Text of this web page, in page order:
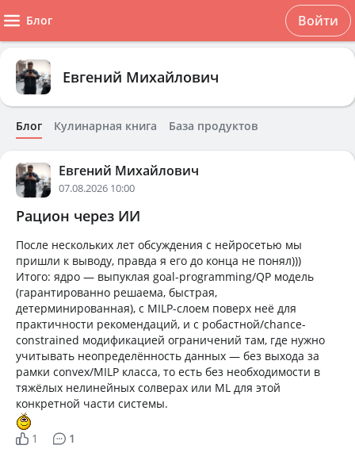
Блог Войти
Евгений Михайлович
Блог Кулинарная книга База продуктов
Евгений Михайлович
07.08.2026 10:00
Рацион через ИИ
После нескольких лет обсуждения с нейросетью мы
пришли к выводу, правда я его до конца не понял)))
Итого: ядро — выпуклая goal-programming/QP модель
(гарантированно решаема, быстрая,
детерминированная), с MILP-слоем поверх неё для
практичности рекомендаций, и с робастной/chance-
constrained модификацией ограничений там, где нужно
учитывать неопределённость данных — без выхода за
рамки convex/MILP класса, то есть без необходимости в
тяжёлых нелинейных солверах или ML для этой
конкретной части системы.
1 1